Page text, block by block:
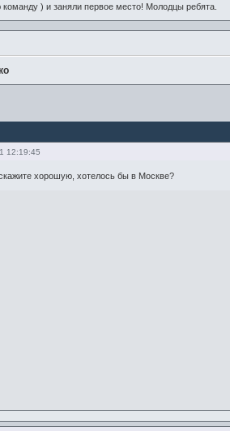
) и заняли первое место! Молодцы ребята.
12:19:45
хорошую, хотелось бы в Москве?